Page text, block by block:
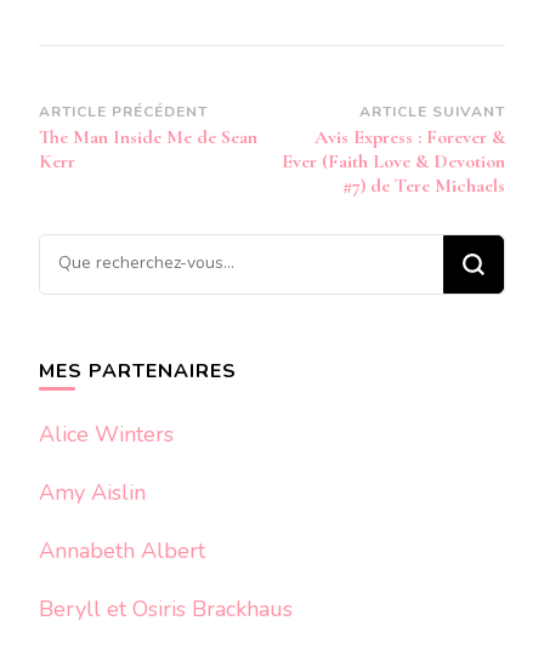
Navigation
d’article
ARTICLE PRÉCÉDENT
The Man Inside Me de Sean
Kerr
ARTICLE SUIVANT
Avis Express : Forever &
Ever (Faith Love & Devotion
#7) de Tere Michaels
Vous
recherchiez
MES PARTENAIRES
Alice Winters
Amy Aislin
Annabeth Albert
Beryll et Osiris Brackhaus